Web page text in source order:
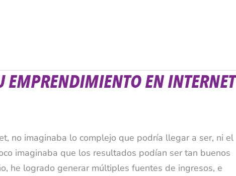
EN INTERNET
no imaginaba lo complejo que podría llegar a ser, ni el
imaginaba que los resultados podían ser tan buenos
he logrado generar múltiples fuentes de ingresos, e